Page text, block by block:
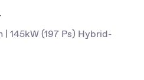
145kW (197 Ps) Hybrid-